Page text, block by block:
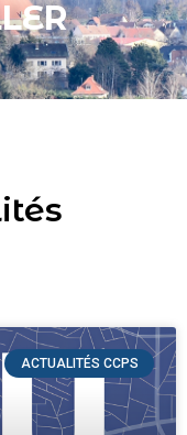
ACTUALITÉS CCPS